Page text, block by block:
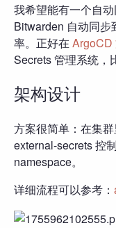
我希望能有一个自
Bitwarden 自动同步
率。正好在 ArgoCD
Secrets 管理系统，
架构设计
方案很简单：在集
external-secrets 控
namespace。
详细流程可以参考：